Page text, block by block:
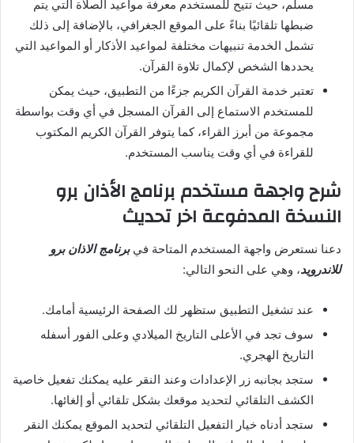
مسلم، حيث تتيح للمستخدم معرفة مواعيد الصلاة التي يتم
ضبطها تلقائيًا بناءً على الموقع الجغرافي، بالإضافة إلى ذلك
تشمل الخدمة تنبيهات مختلفة لمواعيد الأذكار أو المواعيد التي
يحددها الشخص لإكمال تلاوة القرآن.
تعتبر خدمة القرآن الكريم جزءًا من التطبيق، حيث يمكن
للمستخدم الاستماع إلى القرآن المسجل في أي وقت بواسطة
مجموعة من أبرز القراء، كما يتوفر القرآن الكريم المكتوب
للقراءة في أي وقت يناسب المستخدم.
شرح واجهة مستخدم برنامج الأذان برو
النسخة المدفوعة اخر تحديث
دعنا نستعرض واجهة المستخدم المتاحة فيبرنامج الاذان برو
للاندرويد، وهي على النحو التالي:
عند تشغيل التطبيق ستظهر لك الصفحة الرئيسية أمامك.
سوف تجد في الأعلى التاريخ الميلادي وعلى الفور أسفله
التاريخ الهجري.
ستجد بجانبه زر الإعدادات وعند النقر عليه يمكنك تفعيل خاصية
الكشف التلقائي لتحديد موقعك بشكل تلقائي أو إلغائها.
ستجد أدناه خيار التفعيل التلقائي لتحديد الموقع يمكنك النقر